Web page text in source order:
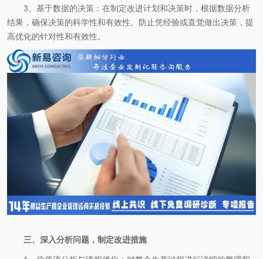
3、基于数据的决策：在制定改进计划和决策时，根据数据分析
结果，确保决策的科学性和有效性。防止凭经验或直觉做出决策，提
高优化的针对性和有效性。
三、深入分析问题，制定改进措施